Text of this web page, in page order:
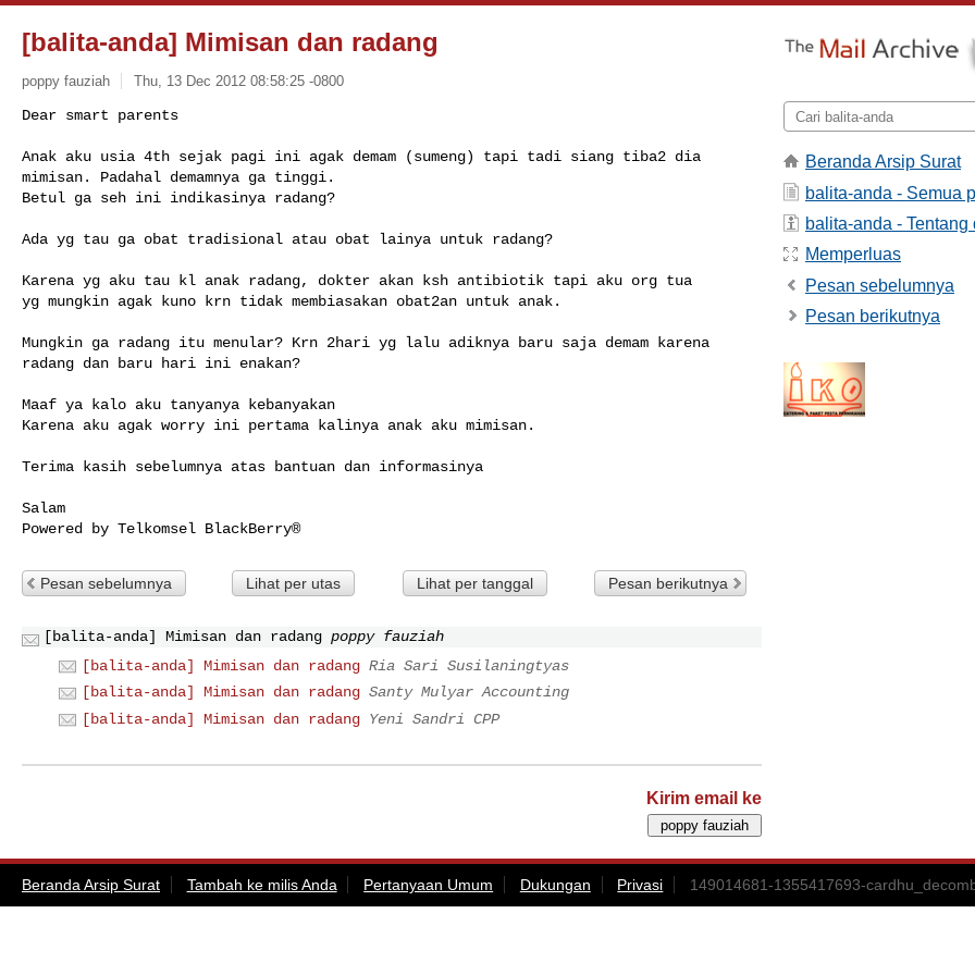
[balita-anda] Mimisan dan radang
poppy fauziah Thu, 13 Dec 2012 08:58:25 -0800
Anak aku usia 4th sejak pagi ini agak demam (sumeng) tapi tadi siang tiba2 dia
mimisan. Padahal demamnya ga tinggi.
Betul ga seh ini indikasinya radang?
Ada yg tau ga obat tradisional atau obat lainya untuk radang?
Karena yg aku tau kl anak radang, dokter akan ksh antibiotik tapi aku org tua
yg mungkin agak kuno krn tidak membiasakan obat2an untuk anak.
Mungkin ga radang itu menular? Krn 2hari yg lalu adiknya baru saja demam karena
radang dan baru hari ini enakan?
Maaf ya kalo aku tanyanya kebanyakan
Karena aku agak worry ini pertama kalinya anak aku mimisan.
Terima kasih sebelumnya atas bantuan dan informasinya
Salam
Powered by Telkomsel BlackBerry®
Pesan sebelumnya Lihat per utas Lihat per tanggal Pesan berikutnya
[balita-anda] Mimisan dan radang poppy fauziah
[balita-anda] Mimisan dan radang Ria Sari Susilaningtyas
[balita-anda] Mimisan dan radang Santy Mulyar Accounting
[balita-anda] Mimisan dan radang Yeni Sandri CPP
Kirim email ke
Beranda Arsip Surat
balita-anda - Semua
balita-anda - Tentang
Memperluas
Pesan sebelumnya
Pesan berikutnya
Beranda Arsip Surat Tambah ke milis Anda Pertanyaan Umum Dukungan Privasi 149014681-1355417693-